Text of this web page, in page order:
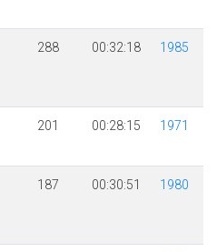
288 00:32:18 1985
201 00:28:15 1971
187 00:30:51 1980